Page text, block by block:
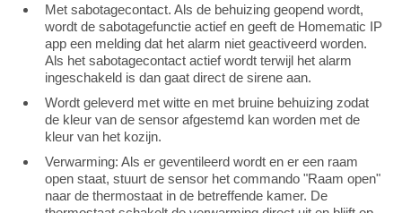
Met sabotagecontact. Als de behuizing geopend wordt,
wordt de sabotagefunctie actief en geeft de Homematic IP
app een melding dat het alarm niet geactiveerd worden.
Als het sabotagecontact actief wordt terwijl het alarm
ingeschakeld is dan gaat direct de sirene aan.
Wordt geleverd met witte en met bruine behuizing zodat
de kleur van de sensor afgestemd kan worden met de
kleur van het kozijn.
Verwarming: Als er geventileerd wordt en er een raam
open staat, stuurt de sensor het commando "Raam open"
naar de thermostaat in de betreffende kamer. De